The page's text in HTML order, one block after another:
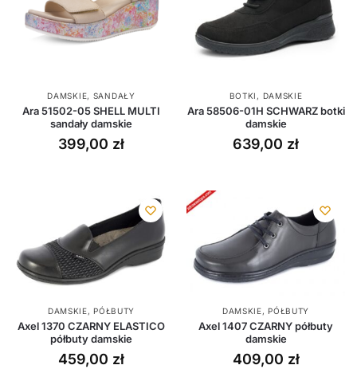
DAMSKIE, SANDAŁY
Ara 51502-05 SHELL MULTI
sandały damskie
399,00 zł
BOTKI , DAMSKIE
Ara 58506-01H SCHWARZ botki
damskie
639,00 zł
DAMSKIE, PÓŁBUTY
Axel 1370 CZARNY ELASTICO
półbuty damskie
459,00 zł
DAMSKIE,PÓŁBUTY
Axel 1407 CZARNY półbuty
damskie
409,00 zł